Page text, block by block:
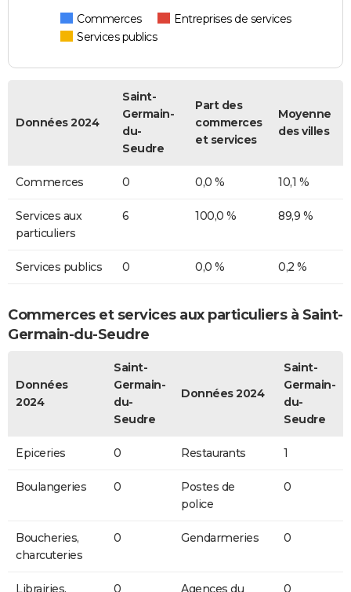
Commerces
Entreprises de services
Services publics
Données 2024
Saint-
Germain-
du-
Seudre
Part des
commerces
et services
Moyenne
des villes
Commerces 0 0,0 % 10,1 %
Services aux
particuliers
6 100,0 % 89,9 %
Services publics 0 0,0 % 0,2 %
Commerces et services aux particuliers à Saint-
Germain-du-Seudre
Données
2024
Saint-
Germain-
du-
Seudre
Données 2024
Saint-
Germain-
du-
Seudre
Epiceries 0 Restaurants 1
Boulangeries 0
Postes de
police
0
Boucheries,
charcuteries
0 Gendarmeries 0
Librairies, 0 Agences du 0